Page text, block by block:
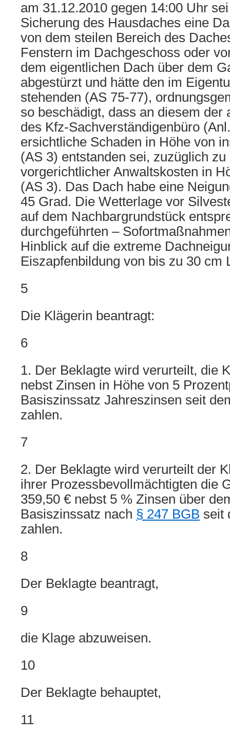
am 31.12.2010 gegen 14:00 Uhr
Sicherung des Hausdaches eine
von dem steilen Bereich des
Fenstern im Dachgeschoss oder
dem eigentlichen Dach über dem
abgestürzt und hätte den im
stehenden (AS 75-77),
so beschädigt, dass an diesem der
des Kfz-Sachverständigenbüro
ersichtliche Schaden in Höhe von
(AS 3) entstanden sei, zuzüglich
vorgerichtlicher Anwaltskosten in
(AS 3). Das Dach habe eine
45 Grad. Die Wetterlage vor
auf dem Nachbargrundstück
durchgeführten –
Hinblick auf die extreme
Eiszapfenbildung von bis zu 30 cm
5
Die Klägerin beantragt:
6
1. Der Beklagte wird verurteilt, die
nebst Zinsen in Höhe von 5
Basiszinssatz Jahreszinsen seit
zahlen.
7
2. Der Beklagte wird verurteilt der
ihrer Prozessbevollmächtigten die
359,50 € nebst 5 % Zinsen über
Basiszinssatz nach § 247 BGB seit
zahlen.
8
Der Beklagte beantragt,
9
die Klage abzuweisen.
10
Der Beklagte behauptet,
11